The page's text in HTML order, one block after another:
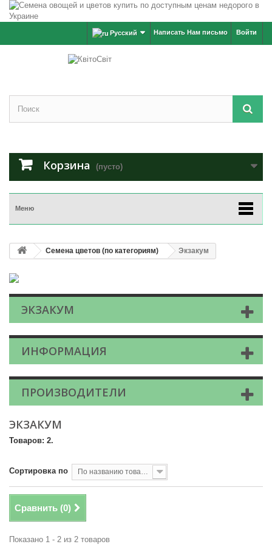
Войти
Написать Нам письмо
Русский
Корзина (пусто)
Меню
Семена цветов (по категориям) Экзакум
ЭКЗАКУМ
ИНФОРМАЦИЯ
ПРОИЗВОДИТЕЛИ
ЭКЗАКУМ
Товаров: 2.
Сортировка по По названию товара, от А до Я
Сравнить (0)
Показано 1 - 2 из 2 товаров